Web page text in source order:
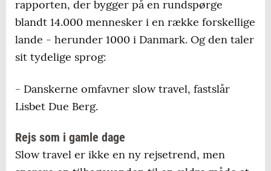
rapporten, der bygger på en rundspørge
blandt 14.000 mennesker i en række forskellige
lande - herunder 1000 i Danmark. Og den taler
sit tydelige sprog:
- Danskerne omfavner slow travel, fastslår
Lisbet Due Berg.
Rejs som i gamle dage
Slow travel er ikke en ny rejsetrend, men